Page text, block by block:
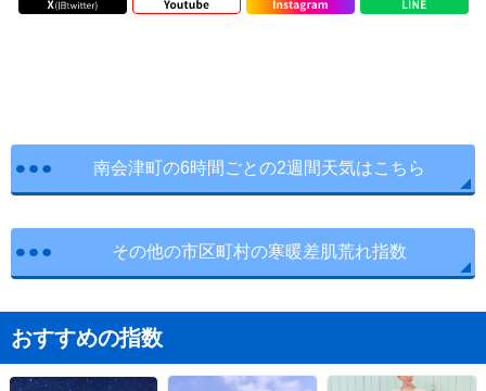
南会津町の6時間ごとの2週間天気はこちら
その他の市区町村の寒暖差肌荒れ指数
おすすめの指数